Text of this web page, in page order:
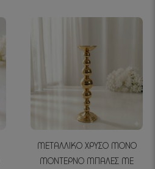
ΜΕΤΑΛΛΙΚO ΧΡΥΣΟ ΜΟΝΟ
ΜΟΝΤΕΡΝΟ ΜΠΑΛΕΣ ΜΕ